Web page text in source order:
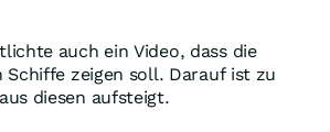
auch ein Video, dass die
Schiffe zeigen soll. Darauf ist zu
diesen aufsteigt.